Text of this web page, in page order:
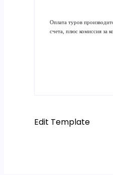
Оплата туров
счета, плюс комиссия за
Edit Template